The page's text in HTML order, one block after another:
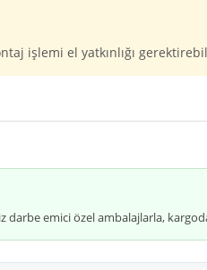
işlemi el yatkınlığı
darbe emici özel ambalajlarla,